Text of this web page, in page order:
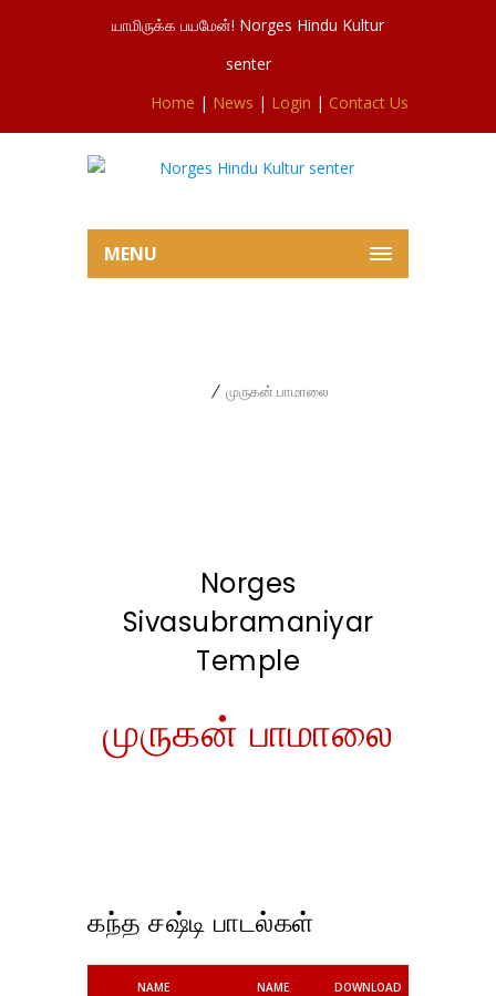
யாமிருக்க பயமேன்! Norges Hindu Kultur
senter
Home | News | Login | Contact Us
MENU
முருகன் பாமாலை
Norges
Sivasubramaniyar
Temple
முருகன் பாமாலை
கந்த சஷ்டி பாடல்கள்
NAME NAME DOWNLOAD